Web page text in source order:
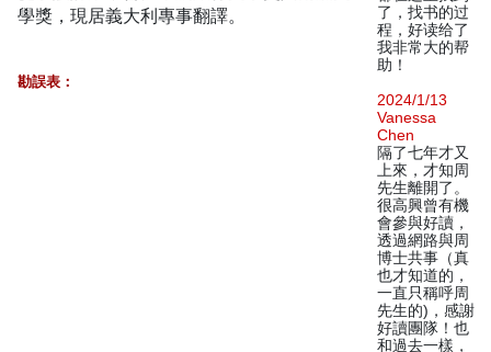
學獎，現居義大利專事翻譯。
勘誤表：
了，找书的过
程，好读给了
我非常大的帮
助！
2024/1/13
Vanessa
Chen
隔了七年才又
上來，才知周
先生離開了。
很高興曾有機
會參與好讀，
透過網路與周
博士共事（真
也才知道的，
一直只稱呼周
先生的)，感謝
好讀團隊！也
和過去一樣，